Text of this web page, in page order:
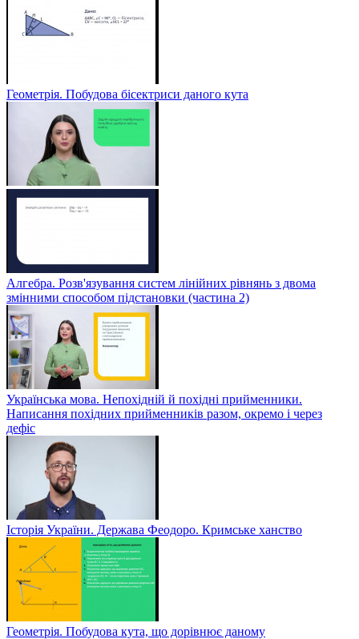
Геометрія. Побудова бісектриси даного кута
Алгебра. Розв'язування систем лінійних рівнянь з двома
змінними способом підстановки (частина 2)
Українська мова. Непохідній й похідні прийменники.
Написання похідних прийменників разом, окремо і через
дефіс
Історія України. Держава Феодоро. Кримське ханство
Геометрія. Побудова кута, що дорівнює даному